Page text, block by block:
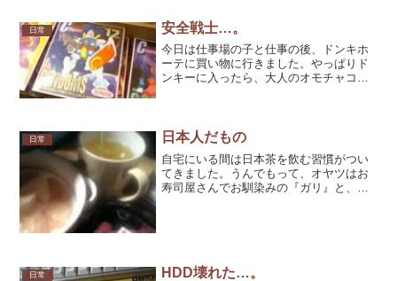
キロ以上の速度が必要。...
日常 安全戦士…。
今日は仕事場の子と仕事の後、ドンキホ
ーテに買い物に行きました。やっぱりド
ンキーに入ったら、大人のオモチャコー
´Д`)そこで見か...
日常 日本人だもの
自宅にいる間は日本茶を飲む習慣がつい
てきました。うんでもって、オヤツはお
寿司屋さんでお馴染みの『ガリ』と、花
日常 HDD壊れた…。